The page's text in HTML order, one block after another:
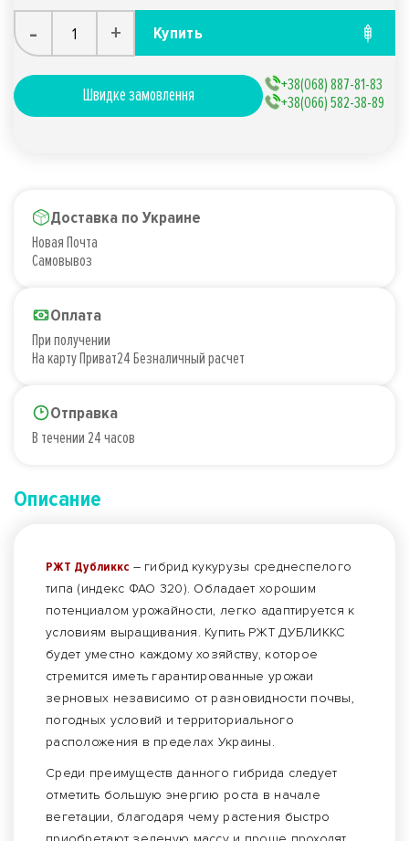
- + Купить
Швидке замовлення
+38(068) 887-81-83
+38(066) 582-38-89
Доставка по Украине
Новая Почта
Самовывоз
Оплата
При получении
На карту Приват24 Безналичный расчет
Отправка
В течении 24 часов
Описание
РЖТ Дубликкс – гибрид кукурузы среднеспелого
типа (индекс ФАО 320). Обладает хорошим
потенциалом урожайности, легко адаптируется к
условиям выращивания. Купить РЖТ ДУБЛИККС
будет уместно каждому хозяйству, которое
стремится иметь гарантированные урожаи
зерновых независимо от разновидности почвы,
погодных условий и территориального
расположения в пределах Украины.
Среди преимуществ данного гибрида следует
отметить большую энергию роста в начале
вегетации, благодаря чему растения быстро